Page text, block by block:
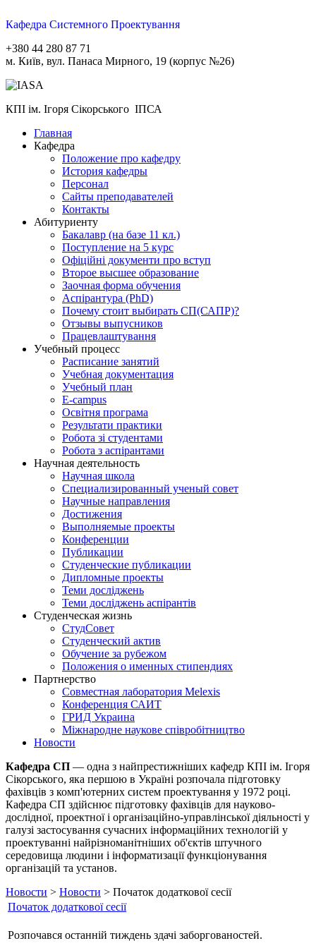
Кафедра Системного Проектування
+380 44 280 87 71
м. Київ, вул. Панаса Мирного, 19 (корпус №26)
КПІ ім. Ігоря Сікорського ІПСА
Главная
Кафедра
Положение про кафедру
История кафедры
Персонал
Сайты преподавателей
Контакты
Абитуриенту
Бакалавр (на базе 11 кл.)
Поступление на 5 курс
Офіційні документи про вступ
Второе высшее образование
Заочная форма обучения
Aспірантура (PhD)
Почему стоит выбирать СП(САПР)?
Отзывы выпусников
Працевлаштування
Учебный процесс
Расписание занятий
Учебная документация
Учебный план
E-campus
Освітня програма
Результати практики
Робота зі студентами
Робота з аспірантами
Научная деятельность
Научная школа
Специализированный ученый совет
Научные направления
Достижения
Выполняемые проекты
Конференции
Публикации
Студенческие публикации
Дипломные проекты
Теми досліджень
Теми досліджень аспірантів
Студенческая жизнь
СтудСовет
Студенческий актив
Обучение за рубежом
Положения о именных стипендиях
Партнерство
Совместная лаборатория Melexis
Конференция САИТ
ГРИД Украина
Міжнародне наукове співробітництво
Новости
Кафедра СП — одна з найпрестижніших кафедр КПІ ім. Ігоря
Сікорського, яка першою в Україні розпочала підготовку
фахівців з комп'ютерних систем проектування у 1972 році.
Кафедра СП здійснює підготовку фахівців для науково-
дослідної, проектної і організаційно-управлінської діяльності у
галузі застосування сучасних інформаційних технологій у
проектуванні найрізноманітніших об'єктів штучного
середовища людини і інформатизації функціонування
організацій та установ.
Новости > Новости > Початок додаткової сесії
Початок додаткової сесії
Розпочався останній тиждень здачі заборгованостей.